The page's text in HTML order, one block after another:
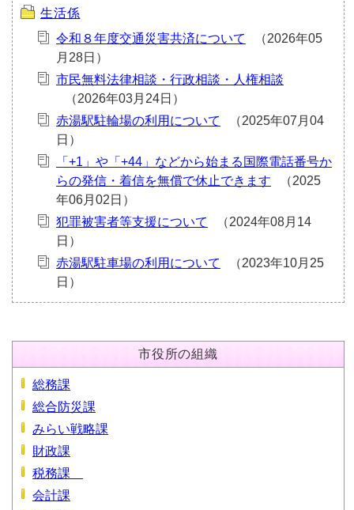
生活係
令和８年度交通災害共済について
市民無料法律相談・行政相談・人権相談
赤湯駅駐輪場の利用について
「+1」や「+44」などから始まる国際電話番号か
らの発信・着信を無償で休止できます
犯罪被害者等支援について
赤湯駅駐車場の利用について
市役所の組織
総務課
総合防災課
みらい戦略課
財政課
税務課
会計課